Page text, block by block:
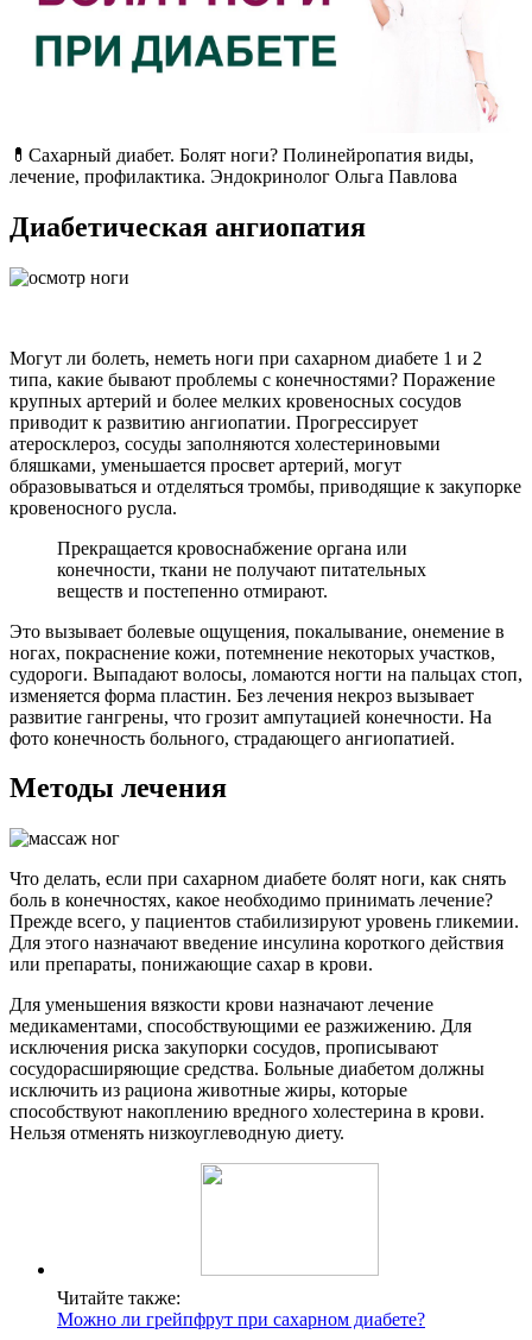
💊Сахарный диабет. Болят ноги? Полинейропатия виды,
лечение, профилактика. Эндокринолог Ольга Павлова
Диабетическая ангиопатия
Могут ли болеть, неметь ноги при сахарном диабете 1 и 2
типа, какие бывают проблемы с конечностями? Поражение
крупных артерий и более мелких кровеносных сосудов
приводит к развитию ангиопатии. Прогрессирует
атеросклероз, сосуды заполняются холестериновыми
бляшками, уменьшается просвет артерий, могут
образовываться и отделяться тромбы, приводящие к закупорке
кровеносного русла.
Прекращается кровоснабжение органа или
конечности, ткани не получают питательных
веществ и постепенно отмирают.
Это вызывает болевые ощущения, покалывание, онемение в
ногах, покраснение кожи, потемнение некоторых участков,
судороги. Выпадают волосы, ломаются ногти на пальцах стоп,
изменяется форма пластин. Без лечения некроз вызывает
развитие гангрены, что грозит ампутацией конечности. На
фото конечность больного, страдающего ангиопатией.
Методы лечения
Что делать, если при сахарном диабете болят ноги, как снять
боль в конечностях, какое необходимо принимать лечение?
Прежде всего, у пациентов стабилизируют уровень гликемии.
Для этого назначают введение инсулина короткого действия
или препараты, понижающие сахар в крови.
Для уменьшения вязкости крови назначают лечение
медикаментами, способствующими ее разжижению. Для
исключения риска закупорки сосудов, прописывают
сосудорасширяющие средства. Больные диабетом должны
исключить из рациона животные жиры, которые
способствуют накоплению вредного холестерина в крови.
Нельзя отменять низкоуглеводную диету.
Читайте также:
Можно ли грейпфрут при сахарном диабете?